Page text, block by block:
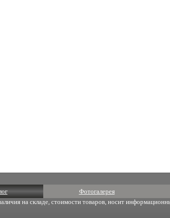
Фотогалерея
на складе, стоимости товаров, носит